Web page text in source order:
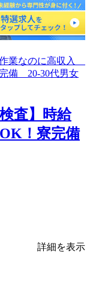
査】時給
！寮完備
詳細を表示